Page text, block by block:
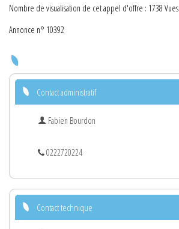
Nombre de visualisation de cet appel d'offre : 1738 Vues
Annonce n° 10392
Contact administratif
Fabien Bourdon
0222720224
Contact technique